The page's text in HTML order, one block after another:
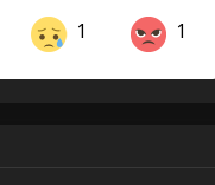
1 1